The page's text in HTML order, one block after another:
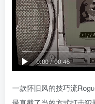
0:00/00:46
一款怀旧风的技巧流